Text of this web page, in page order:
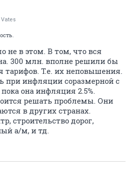
Vates
не в этом. В том, что вся
300 млн. вполне решили бы
Т.е. их неповышения.
при инфляции соразмерной с
она инфляция 2.5%.
решать проблемы. Они
в других странах.
строительство дорог,
а/м, и тд.